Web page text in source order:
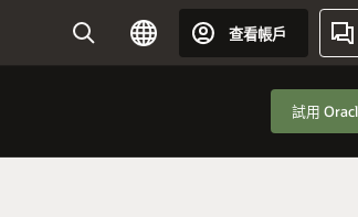
Country 查看帳戶
試用